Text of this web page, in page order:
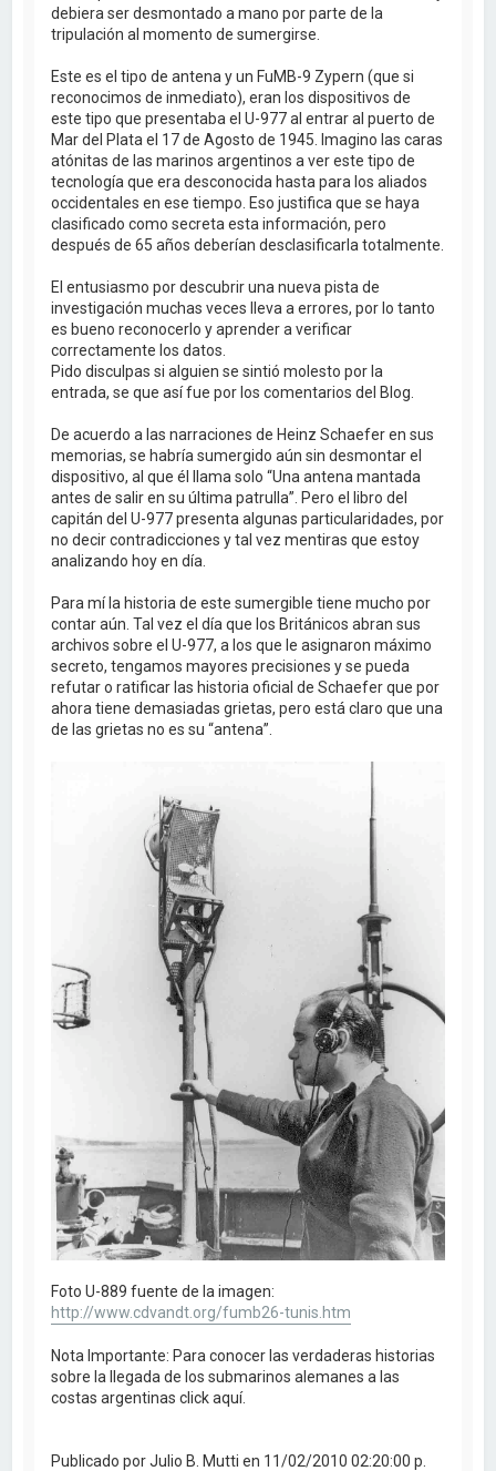
debiera ser desmontado a mano por parte de la
tripulación al momento de sumergirse.
Este es el tipo de antena y un FuMB-9 Zypern (que si
reconocimos de inmediato), eran los dispositivos de
este tipo que presentaba el U-977 al entrar al puerto de
Mar del Plata el 17 de Agosto de 1945. Imagino las caras
atónitas de las marinos argentinos a ver este tipo de
tecnología que era desconocida hasta para los aliados
occidentales en ese tiempo. Eso justifica que se haya
clasificado como secreta esta información, pero
después de 65 años deberían desclasificarla totalmente.
El entusiasmo por descubrir una nueva pista de
investigación muchas veces lleva a errores, por lo tanto
es bueno reconocerlo y aprender a verificar
correctamente los datos.
Pido disculpas si alguien se sintió molesto por la
entrada, se que así fue por los comentarios del Blog.
De acuerdo a las narraciones de Heinz Schaefer en sus
memorias, se habría sumergido aún sin desmontar el
dispositivo, al que él llama solo “Una antena mantada
antes de salir en su última patrulla”. Pero el libro del
capitán del U-977 presenta algunas particularidades, por
no decir contradicciones y tal vez mentiras que estoy
analizando hoy en día.
Para mí la historia de este sumergible tiene mucho por
contar aún. Tal vez el día que los Británicos abran sus
archivos sobre el U-977, a los que le asignaron máximo
secreto, tengamos mayores precisiones y se pueda
refutar o ratificar las historia oficial de Schaefer que por
ahora tiene demasiadas grietas, pero está claro que una
de las grietas no es su “antena”.
Foto U-889 fuente de la imagen:
http://www.cdvandt.org/fumb26-tunis.htm
Nota Importante: Para conocer las verdaderas historias
sobre la llegada de los submarinos alemanes a las
costas argentinas click aquí.
Publicado por Julio B. Mutti en 11/02/2010 02:20:00 p.